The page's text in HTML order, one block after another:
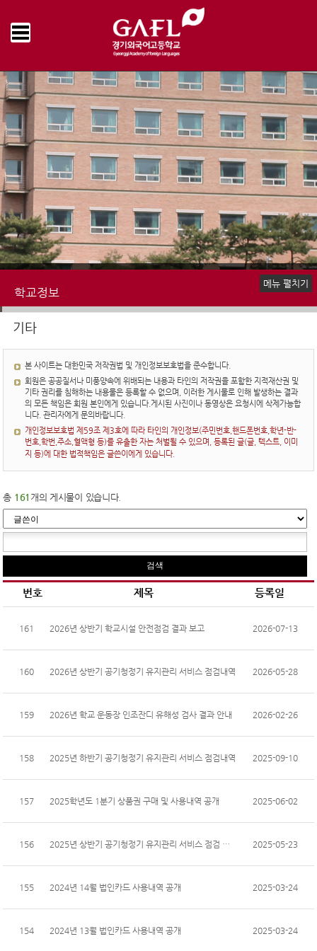
학교정보
예·결산 현황
업무추진비 집행내역
물품 및 공사계약
수익자부담경비 집행내역
감사결과
학교발전기금 집행내역
기타
메뉴 펼치기
기타
본 사이트는 대한민국 저작권법 및 개인정보보호법을 준수합니다.
회원은 공공질서나 미풍양속에 위배되는 내용과 타인의 저작권을 포함한 지적재산권 및
기타 권리를 침해하는 내용물은 등록할 수 없으며, 이러한 게시물로 인해 발생하는 결과
의 모든 책임은 회원 본인에게 있습니다.게시된 사진이나 동영상은 요청시에 삭제가능합
니다. 관리자에게 문의바랍니다.
개인정보보호법 제59조 제3호에 따라 타인의 개인정보(주민번호,핸드폰번호,학년-반-
번호,학번,주소,혈액형 등)를 유출한 자는 처벌될 수 있으며, 등록된 글(글, 텍스트, 이미
지 등)에 대한 법적책임은 글쓴이에게 있습니다.
총 161 개의 게시물이 있습니다.
번호 제목 등록일
161 2026년 상반기 학교시설 안전점검 결과 보고 2026-07-13
160 2026년 상반기 공기청정기 유지관리 서비스 점검내역 2026-05-28
159 2026년 학교 운동장 인조잔디 유해성 검사 결과 안내 2026-02-26
158 2025년 하반기 공기청정기 유지관리 서비스 점검내역 2025-09-10
157 2025학년도 1분기 상품권 구매 및 사용내역 공개 2025-06-02
156 2025년 상반기 공기청정기 유지관리 서비스 점검 내역 2025-05-23
155 2024년 14월 법인카드 사용내역 공개 2025-03-24
154 2024년 13월 법인카드 사용내역 공개 2025-03-24